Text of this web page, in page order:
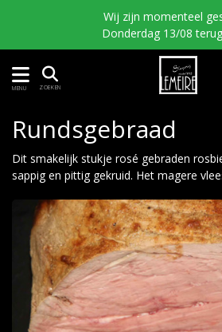
Wij zijn momenteel
Donderdag 13/08
MENU ZOEKEN
Rundsgebraad
Dit smakelijk stukje rosé gebraden
sappig en pittig gekruid. Het magere